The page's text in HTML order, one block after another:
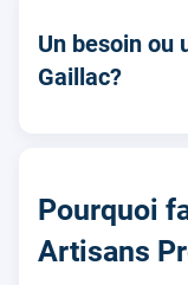
Un besoin ou
Gaillac?
Pourquoi
Artisans